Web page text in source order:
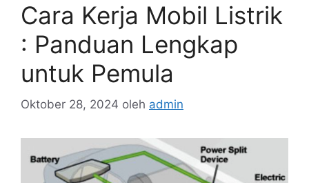
Cara Kerja Mobil Listrik
: Panduan Lengkap
untuk Pemula
Oktober 28, 2024 oleh admin